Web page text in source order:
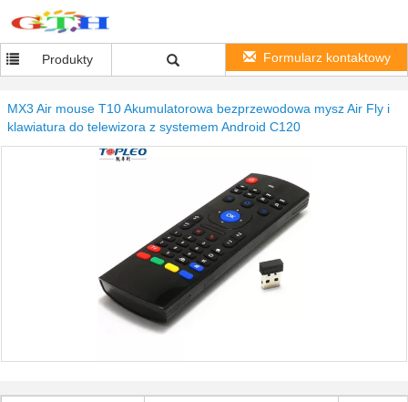
Produkty Formularz kontaktowy
MX3 Air mouse T10 Akumulatorowa bezprzewodowa mysz Air Fly i
klawiatura do telewizora z systemem Android C120